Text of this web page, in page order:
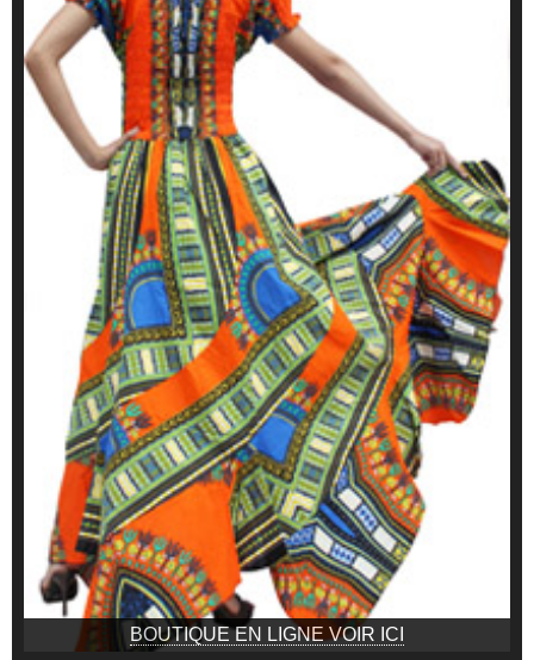
BOUTIQUE EN LIGNE VOIR ICI